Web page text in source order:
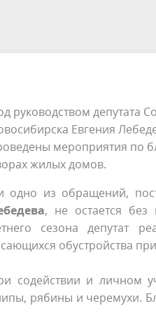
предыдущих созывов
руководством депутата
Евгения
мероприятия по
жилых домов.
одно из обращений,
, не остается
сезона депутат
обустройства
содействии и личном
рябины и черемухи.